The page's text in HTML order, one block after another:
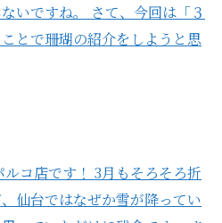
いですね。 さて、今回は「３
とで珊瑚の紹介をしようと思
コ店です！ 3月もそろそろ折
仙台ではなぜか雪が降ってい